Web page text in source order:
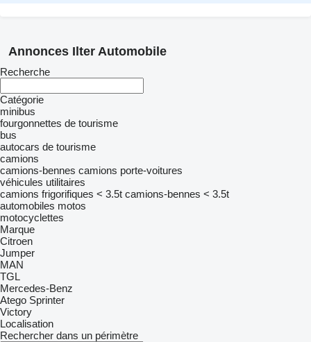
Annonces Ilter Automobile
Recherche
Catégorie
minibus
fourgonnettes de tourisme
bus
autocars de tourisme
camions
camions-bennes camions porte-voitures
véhicules utilitaires
camions frigorifiques < 3.5t camions-bennes < 3.5t
automobiles motos
motocyclettes
Marque
Citroen
Jumper
MAN
TGL
Mercedes-Benz
Atego Sprinter
Victory
Localisation
Rechercher dans un périmètre